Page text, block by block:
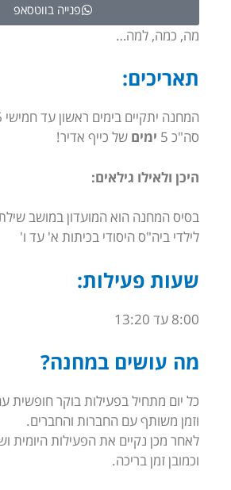
פנייה בווטסאפ
מה, כמה, למה…
תאריכים:
סה"כ 5
ימים של כייף אדיר!
היכן ולאילו גילאים:
בסיס המחנה הוא המועדון במושב
לילדי ביה"ס היסודי בכיתות א' עד ו'
שעות פעילות:
8:00 עד 13:20
מה עושים במחנה?
כל יום מתחיל בפעילות בוקר חופשית
וזמן משותף עם החברות והחברים.
לאחר מכן נקיים את הפעילות היומית
וכמובן זמן בריכה.